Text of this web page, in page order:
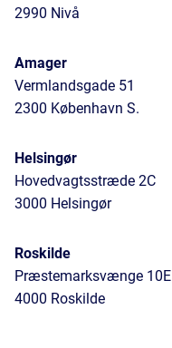
2990 Nivå
Amager
Vermlandsgade 51
2300 København S.
Helsingør
Hovedvagtsstræde 2C
3000 Helsingør
Roskilde
Præstemarksvænge 10E
4000 Roskilde